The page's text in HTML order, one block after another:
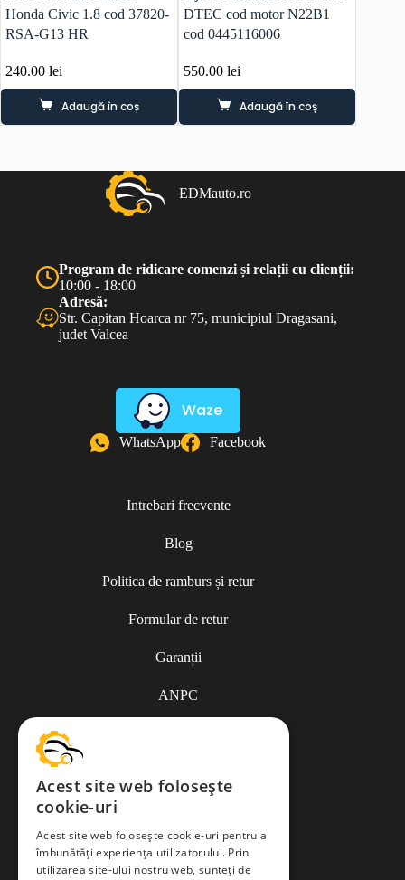
Honda Civic 1.8 cod 37820-
RSA-G13 HR
240.00 lei
Adaugă în coș
DTEC cod motor N22B1
cod 0445116006
550.00lei
Adaugă în coș
EDMauto.ro
Program de ridicare comenzi și relații cu clienții:
10:00 - 18:00
Adresă:
Str. Capitan Hoarca nr 75, municipiul Dragasani,
judet Valcea
Waze
WhatsApp Facebook
Intrebari frecvente
Blog
Politica de ramburs și retur
Formular de retur
Garanții
ANPC
Termeni și condiții
Politica de confidențialitate
Acest site web folosește
cookie-uri
Acest site web folosește cookie-uri pentru a
îmbunătăți experiența utilizatorului. Prin
utilizarea site-ului nostru web, sunteți de